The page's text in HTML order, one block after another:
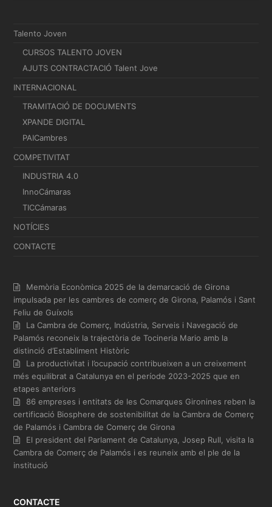
Talento Joven
CURSOS TALENTO JOVEN
AJUTS CONTRACTACIÓ Talent Jove
INTERNACIONAL
TRAMITACIÓ DE DOCUMENTS
XPANDE DIGITAL
PAICambres
COMPETIVITAT
INDUSTRIA 4.0
InnoCámaras
TICCámaras
NOTÍCIES
CONTACTE
Memòria Econòmica 2025 de la demarcació de Girona
impulsada per les cambres de comerç de Girona, Palamós i Sant
Feliu de Guíxols
La Cambra de Comerç, Indústria, Serveis i Navegació de
Palamós reconeix la trajectòria de Tocineria Mario amb la
distinció d’Establiment Històric
La productivitat i l’ocupació contribueixen a un creixement
més equilibrat a Catalunya en el període 2023-2025 que en
etapes anteriors
86 empreses i entitats de les Comarques Gironines reben la
certificació Biosphere de sostenibilitat de la Cambra de Comerç
de Palamós i Cambra de Comerç de Girona
El president del Parlament de Catalunya, Josep Rull, visita la
Cambra de Comerç de Palamós i es reuneix amb el ple de la
institució
CONTACTE